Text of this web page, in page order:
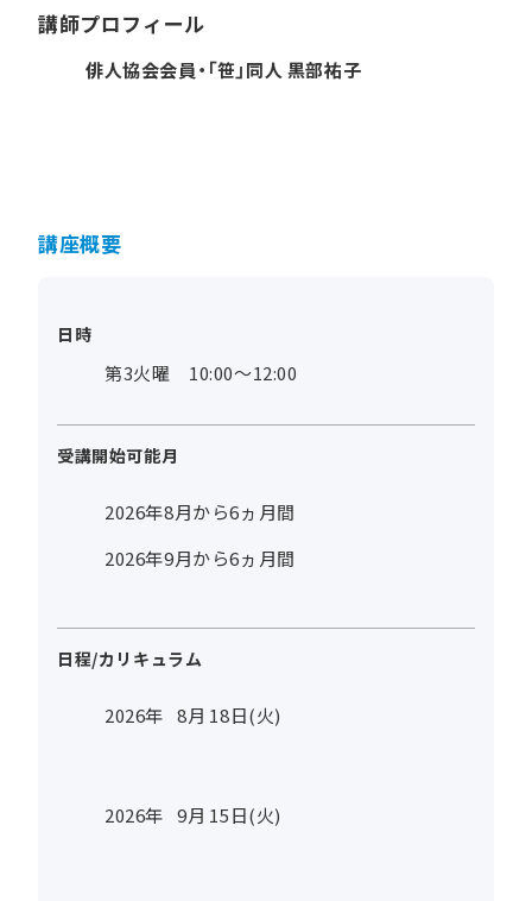
講師プロフィール
俳人協会会員・「笹」同人 黒部祐子
講座概要
日時
第3火曜 10:00～12:00
受講開始可能月
2026年8月から6ヵ月間
2026年9月から6ヵ月間
日程/カリキュラム
2026年 8月 18日(火)
2026年 9月 15日(火)